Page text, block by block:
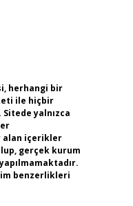
herhangi bir
ile hiçbir
yalnızca
alan içerikler
gerçek kurum
benzerlikleri